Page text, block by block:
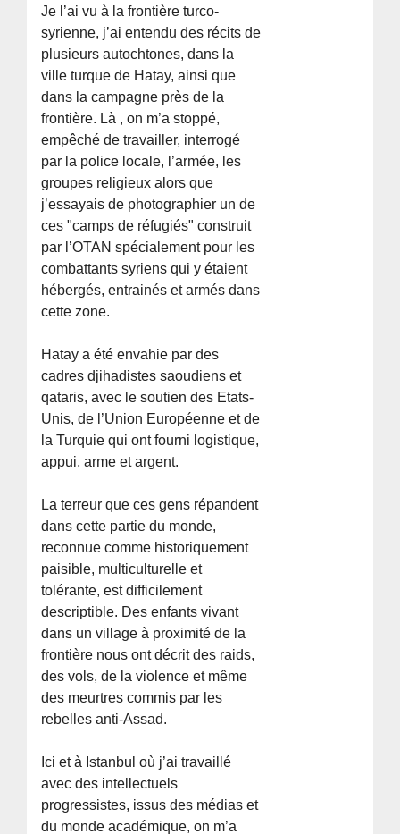
Je l’ai vu à la frontière turco-
syrienne, j’ai entendu des récits de
plusieurs autochtones, dans la
ville turque de Hatay, ainsi que
dans la campagne près de la
frontière. Là , on m’a stoppé,
empêché de travailler, interrogé
par la police locale, l’armée, les
groupes religieux alors que
j’essayais de photographier un de
ces "camps de réfugiés" construit
par l’OTAN spécialement pour les
combattants syriens qui y étaient
hébergés, entrainés et armés dans
cette zone.
Hatay a été envahie par des
cadres djihadistes saoudiens et
qataris, avec le soutien des Etats-
Unis, de l’Union Européenne et de
la Turquie qui ont fourni logistique,
appui, arme et argent.
La terreur que ces gens répandent
dans cette partie du monde,
reconnue comme historiquement
paisible, multiculturelle et
tolérante, est difficilement
descriptible. Des enfants vivant
dans un village à proximité de la
frontière nous ont décrit des raids,
des vols, de la violence et même
des meurtres commis par les
rebelles anti-Assad.
Ici et à Istanbul où j’ai travaillé
avec des intellectuels
progressistes, issus des médias et
du monde académique, on m’a